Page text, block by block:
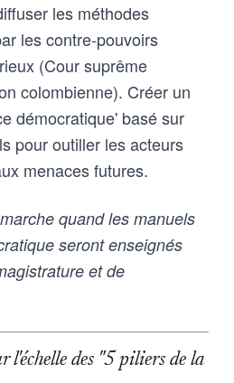
les méthodes
les contre-pouvoirs
(Cour suprême
colombienne). Créer un
démocratique' basé sur
pour outiller les acteurs
menaces futures.
quand les manuels
seront enseignés
et de
l'échelle des "5 piliers de la